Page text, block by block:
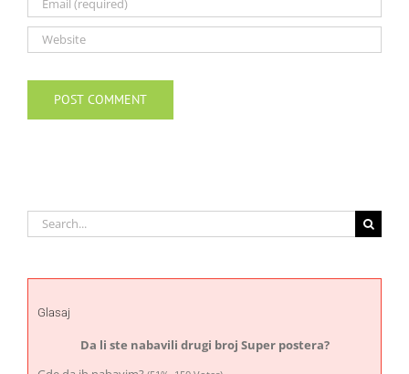
Search
for:
Glasaj
Da li ste nabavili drugi broj Super postera?